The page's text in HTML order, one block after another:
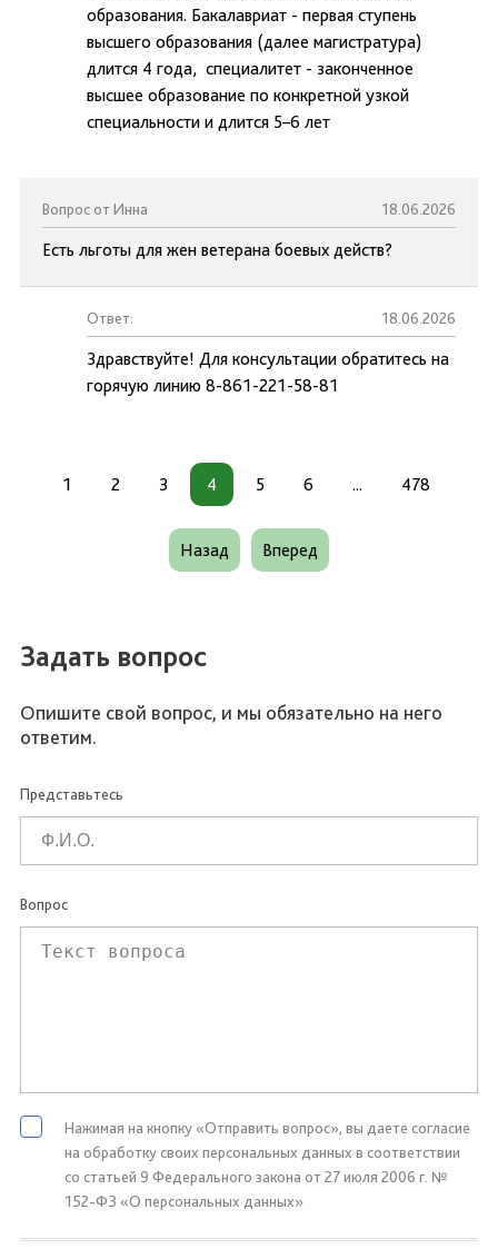
образования. Бакалавриат - первая ступень
высшего образования (далее магистратура)
длится 4 года, специалитет - законченное
высшее образование по конкретной узкой
специальности и длится 5–6 лет
Вопрос от Инна 18.06.2026
Есть льготы для жен ветерана боевых действ?
Ответ: 18.06.2026
Здравствуйте! Для консультации обратитесь на
горячую линию 8-861-221-58-81
1 2 3 4 5 6 ... 478
Назад Вперед
Задать вопрос
Опишите свой вопрос, и мы обязательно на него
ответим.
Представьтесь
Вопрос
Нажимая на кнопку «Отправить вопрос», вы даете согласие
на обработку своих персональных данных в соответствии
со статьей 9 Федерального закона от 27 июля 2006 г. №
152-ФЗ «О персональных данных»